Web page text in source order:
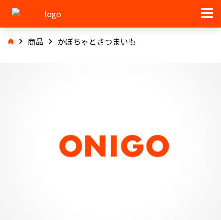
商品 かぼちゃとさつまいも